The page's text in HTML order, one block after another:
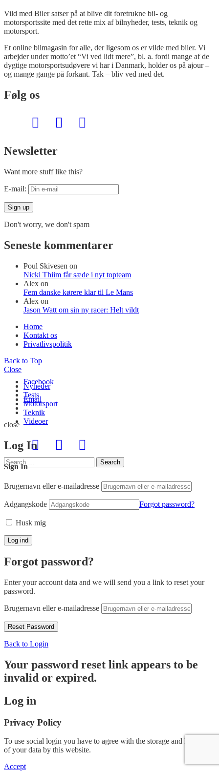
Vild med Biler satser på at blive dit foretrukne bil- og
motorsportssite med det rette mix af bilnyheder, tests, teknik og
motorsport.
Et online bilmagasin for alle, der ligesom os er vilde med biler. Vi
arbejder under motto’et “Vi ved lidt mere”, bl. a. fordi mange af de
dygtige motorsportsudøvere vi har i Danmark, holder os på ajour –
og mange gange på forkant. Tak – bliv ved med det.
Følg os
Newsletter
Want more stuff like this?
E-mail:
Don't worry, we don't spam
Seneste kommentarer
Poul Skivesen on
Nicki Thiim får sæde i nyt topteam
Alex on
Fem danske kørere klar til Le Mans
Alex on
Jason Watt om sin ny racer: Helt vildt
Home
Kontakt os
Privatlivspolitik
Back to Top
Close
Nyheder
Tests
Motorsport
Teknik
Videoer
Search
for:
Search
Facebook
Email
close
Log In
Sign In
Brugernavn eller e-mailadresse
Adgangskode Forgot password?
Husk mig
Forgot password?
Enter your account data and we will send you a link to reset your
password.
Brugernavn eller e-mailadresse
Back to Login
Your password reset link appears to be
invalid or expired.
Log in
Privacy Policy
To use social login you have to agree with the storage and handling
of your data by this website.
Accept